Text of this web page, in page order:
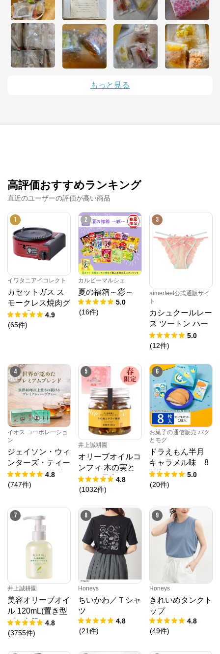
もっと見る
高評価おすすめランキング
直近のユーザーの評価が高い商品
1
イワタニアイコレクト
カセットガス ス
モークレス焼肉グ
リル「やきまる」
シャア専用ザクII
4.9
(65件)
2
カルビーマルシェ
夏の福箱～彩～
5.0
(16件)
3
aimerfeel公式通販サイ
ト
カシュクールレー
ス ツートン ハー
フバックショーツ
5.0
(12件)
4
イオス コーポレーショ
ン
ジェイソン・ウィ
ンターズ・ティー
(JWティー) １箱
1.2g×30袋入り
4.8
(747件)
5
井上誠耕園
オリーブオイルコ
ンフィ 木の実と
ドライ果実 192g
春限定
4.8
(1032件)
6
お菓子の通信販売 パク
とモグ
ドラえもん半月
キャラメル味 8
枚入
5.0
(20件)
7
井上誠耕園
美容オリーブオイ
ル 120mL(置き型
プラ容器) 4.8
(3755件)
8
Honeys
ちいかわ／Ｔシャ
ツ
4.8
(21件)
9
Honeys
きれいめタンクト
ップ
4.8
(49件)
※外部サイトが開きます
原料にこだわり国産米を100％使用しております。ご
飯は炊きたてが一番美味しいように、米菓もつくりた
ての美味しさに勝るものはありません。
っていただきたいため、熟練した職人たちの手によっ
てつくられる米菓を工場直送でお届けします。